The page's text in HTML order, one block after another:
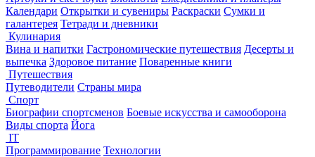
Календари Открытки и сувениры Раскраски Сумки и
галантерея Тетради и дневники
Кулинария
Вина и напитки Гастрономические путешествия Десерты и
выпечка Здоровое питание Поваренные книги
Путешествия
Путеводители Страны мира
Спорт
Биографии спортсменов Боевые искусства и самооборона
Виды спорта Йога
IT
Программирование Технологии